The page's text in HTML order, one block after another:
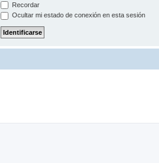
Recordar
Ocultar mi estado de conexión en esta sesión